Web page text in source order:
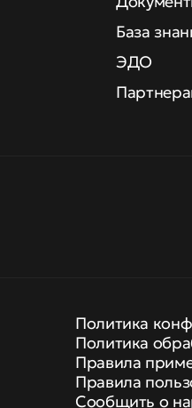
База
ЭДО
Политика
Политика
Правила
Правила
Сообщить о